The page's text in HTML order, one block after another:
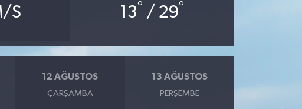
S 13° / 29°
12 AĞUSTOS
ÇARŞAMBA
13 AĞUSTOS
PERŞEMBE